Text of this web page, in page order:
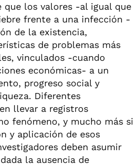
que los valores -al igual que
frente a una infección -
de la existencia,
de problemas más
vinculados -cuando
económicas- a un
progreso social y
Diferentes
llevar a registros
fenómeno, y mucho más si
y aplicación de esos
deben asumir
la ausencia de